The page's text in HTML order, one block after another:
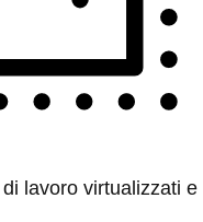
lavoro virtualizzati e